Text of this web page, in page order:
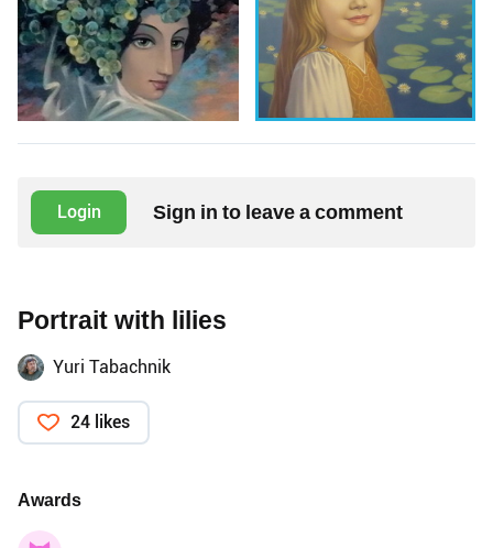
Login Sign in to leave a comment
Portrait with lilies
Yuri Tabachnik
24 likes
Awards